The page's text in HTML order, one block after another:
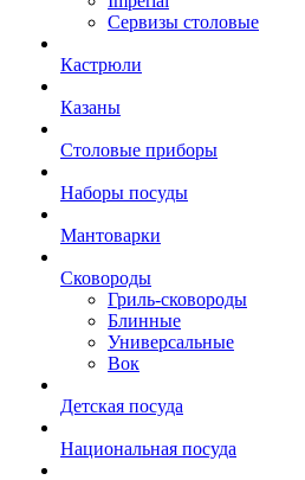
Сервизы столовые
Кастрюли
Казаны
Столовые приборы
Наборы посуды
Мантоварки
Сковороды
Гриль-сковороды
Блинные
Универсальные
Вок
Детская посуда
Национальная посуда